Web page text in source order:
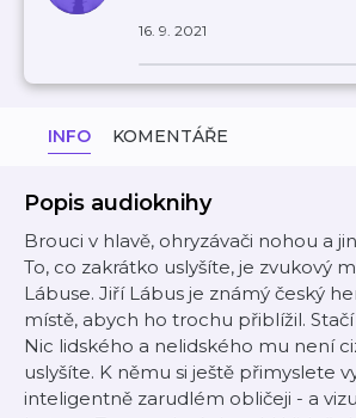
16. 9. 2021
INFO KOMENTÁŘE
Popis audioknihy
Brouci v hlavě, ohryzávači nohou a
To, co zakrátko uslyšíte, je zvukový
Lábuse. Jiří Lábus je známý český
místě, abych ho trochu přiblížil.
Nic lidského a nelidského mu není
uslyšíte. K němu si ještě přimyslete
inteligentně zarudlém obličeji - a